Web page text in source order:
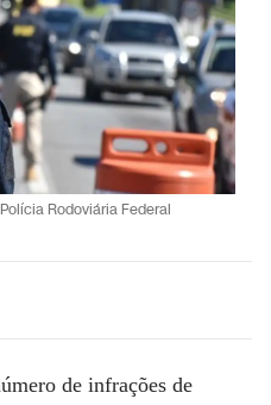
Polícia Rodoviária Federal
de infrações de